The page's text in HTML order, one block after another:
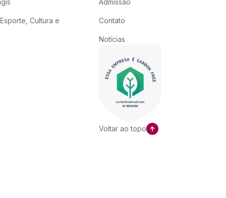
Cultura e
Admissão
Contato
Notícias
Voltar ao topo